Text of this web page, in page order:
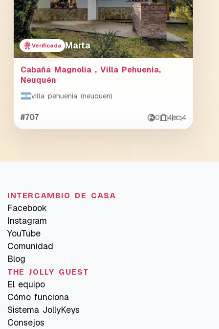
Verificada Marta
Cabaña Magnolia , Villa Pehuenia,
Neuquén
villa pehuenia (neuquen)
#707 0 4 4
INTERCAMBIO DE CASA
Facebook
Instagram
YouTube
Comunidad
Blog
THE JOLLY GUEST
El equipo
Cómo funciona
Sistema JollyKeys
Consejos